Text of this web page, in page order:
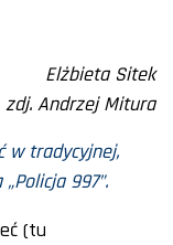
Elżbieta Sitek
zdj. Andrzej Mitura
w tradycyjnej,
997”.
(tu